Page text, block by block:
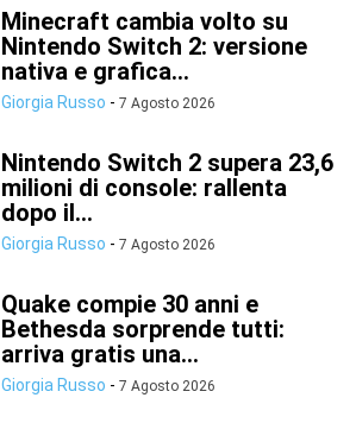
Minecraft cambia volto su
Nintendo Switch 2: versione
nativa e grafica...
Giorgia Russo - 7 Agosto 2026
Nintendo Switch 2 supera 23,6
milioni di console: rallenta
dopo il...
Giorgia Russo - 7 Agosto 2026
Quake compie 30 anni e
Bethesda sorprende tutti:
arriva gratis una...
Giorgia Russo - 7 Agosto 2026